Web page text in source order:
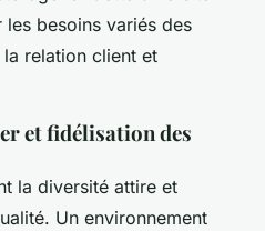
les besoins variés des
relation client et
et fidélisation des
la diversité attire et
Un environnement